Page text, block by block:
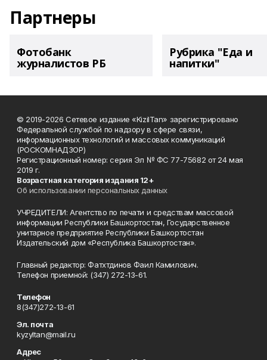
Партнеры
Фотобанк
журналистов РБ
Рубрика "Еда и
напитки"
© 2019-2026 Сетевое издание «KizilTan» зарегистрировано
Федеральной службой по надзору в сфере связи,
информационных технологий и массовых коммуникаций
(РОСКОМНАДЗОР)
Регистрационный номер: серия Эл № ФС 77-75682 от 24 мая
2019 г.
Возрастная категория издания 12+
Об использовании персональных данных
УЧРЕДИТЕЛИ: Агентство по печати и средствам массовой
информации Республики Башкортостан, Государственное
унитарное предприятие Республики Башкортостан
Издательский дом «Республика Башкортостан».
Главный редактор: Фатхтдинов Фаил Камилович.
Телефон приемной: (347) 272-13-61.
Телефон
8(347)272-13-61
Эл. почта
kyzyltan@mail.ru
Адрес